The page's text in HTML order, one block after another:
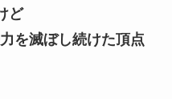
ど
を滅ぼし続けた頂点